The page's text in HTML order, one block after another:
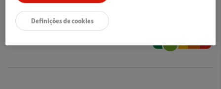
Definições de cookies